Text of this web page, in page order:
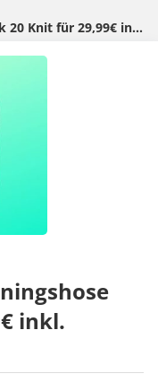
für 29,99€ inkl. Versand
inkl.